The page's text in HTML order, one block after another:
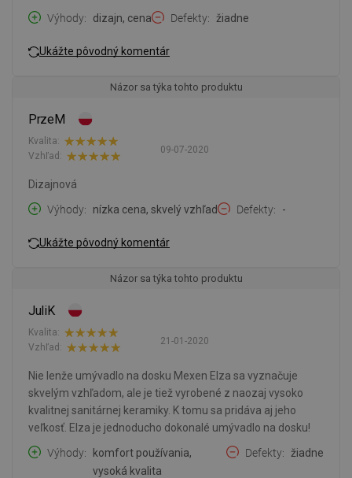
Výhody
dizajn, cena Defekty žiadne
Ukážte pôvodný komentár
Názor sa týka tohto produktu
PrzeM
09-07-2020
Kvalita:
Vzhľad:
Dizajnová
Výhody
nízka cena, skvelý vzhľad Defekty -
Ukážte pôvodný komentár
Názor sa týka tohto produktu
JuliK
21-01-2020
Kvalita:
Vzhľad:
Nie lenže umývadlo na dosku Mexen Elza sa vyznačuje
skvelým vzhľadom, ale je tiež vyrobené z naozaj vysoko
kvalitnej sanitárnej keramiky. K tomu sa pridáva aj jeho
veľkosť. Elza je jednoducho dokonalé umývadlo na dosku!
Výhody
komfort používania,
vysoká kvalita
Defekty žiadne